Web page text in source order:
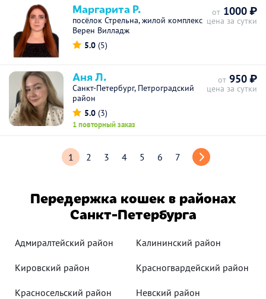
Маргарита Р.
посёлок Стрельна, жилой комплекс
Верен Вилладж
5.0 (5)
от 1000 ₽
цена за сутки
Аня Л.
Санкт-Петербург, Петроградский
район
5.0 (3)
1 повторный заказ
от 950 ₽
цена за сутки
1 2 3 4 5 6 7
Передержка кошек в районах
Санкт-Петербурга
Адмиралтейский район Калининский район
Кировский район Красногвардейский район
Красносельский район Невский район